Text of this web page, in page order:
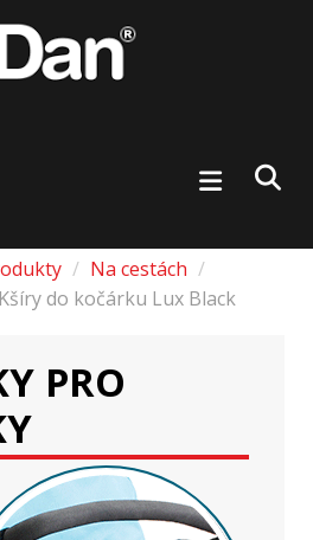
/ Na cestách /
Kšíry do kočárku Lux Black
PRO